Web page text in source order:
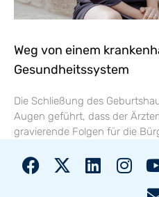
Weg von einem
Gesundheitssystem
Die Schließung des
Augen geführt, dass der
gravierende Folgen für die